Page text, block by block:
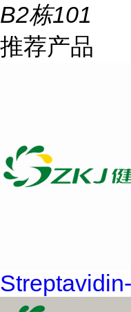
B2栋101
推荐产品